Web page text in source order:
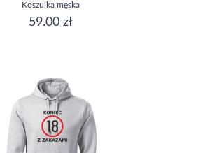
Koszulka męska
59.00 zł